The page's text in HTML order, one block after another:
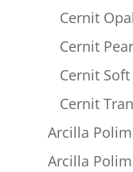
Cernit
Cernit
Cernit
Cernit
Arcilla
Arcilla